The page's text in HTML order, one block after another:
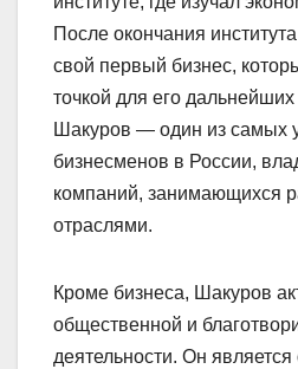
После окончания
свой первый бизнес,
точкой для его
Шакуров — один из самых
бизнесменов в России,
компаний, занимающихся
отраслями.
Кроме бизнеса, Шакуров
общественной и
деятельности. Он